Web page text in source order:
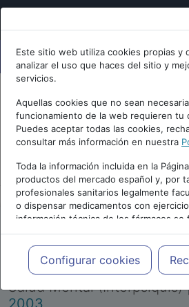
Este sitio web utiliza cookies propias y
analizar el uso que haces del sitio y
servicios.
Aquellas cookies que no sean
funcionamiento de la web requieren tu
Puedes aceptar todas las cookies,
consultar más información en nuestra
Toda la información incluida en la
productos del mercado español y, por
profesionales sanitarios legalmente
o dispensar medicamentos con
información técnica de los fármacos se
meramente informativo, siendo
profesionales facultados prescribir
cada caso concreto, el tratamiento
necesidades del paciente.
Configurar cookies
Repositorio de Artículos |
Internacional de
Salud Mental (Interpsiquis)
2003